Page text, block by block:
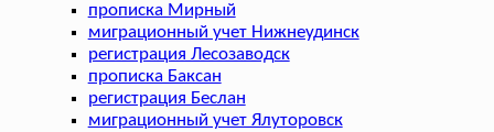
прописка Мирный
миграционный учет Нижнеудинск
регистрация Лесозаводск
прописка Баксан
регистрация Беслан
миграционный учет Ялуторовск